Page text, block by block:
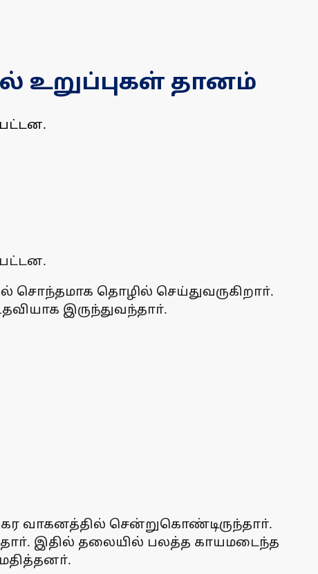
உறுப்புகள் தானம்
சொந்தமாக தொழில் செய்துவருகிறாா்.
இருந்துவந்தாா்.
வாகனத்தில் சென்றுகொண்டிருந்தாா்.
இதில் தலையில் பலத்த காயமடைந்த